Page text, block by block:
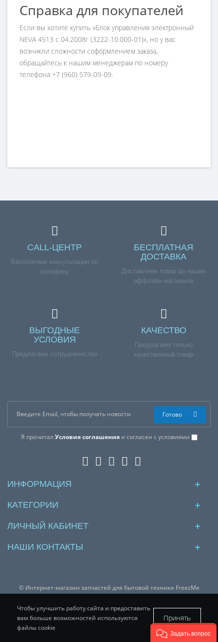
Справка для покупателей
Если вы хотите купить «Блок управления электронный
NEVA 4513 с 04.2008г (3222-10.000-01)», но у вас
возникли сложности соформлением заказа,
обращайтесь к нашим менеджерам по номеру
телефона +7 (960) 579-09-09.
CALL-ЦЕНТР
Бесплатные консультации по
телефону
БЕСПЛАТНАЯ
ДОСТАВКА
Доставляем товар до наших
оффлайн магазинов
ВЫГОДНЫЕ
УСЛОВИЯ
Предлагаем сотрудничество
КАЧЕСТВО
Предлагаем только
качественный товар
Я прочитал Условия соглашенияи согласен с условиями
Готово
ИНФОРМАЦИЯ
КАТЕГОРИИ
ЛИЧНЫЙ КАБИНЕТ
НАШИ КОНТАКТЫ
© Интернет-магазин запчастей для бытовой техники FreezMe
Принимаем к оплате:
Чтобы улучшить работу сайта и предоставить
вам больше возможностей используются
файлы cookie
Принять
Задать вопрос